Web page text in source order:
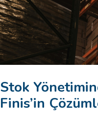
Stok
Finis’in